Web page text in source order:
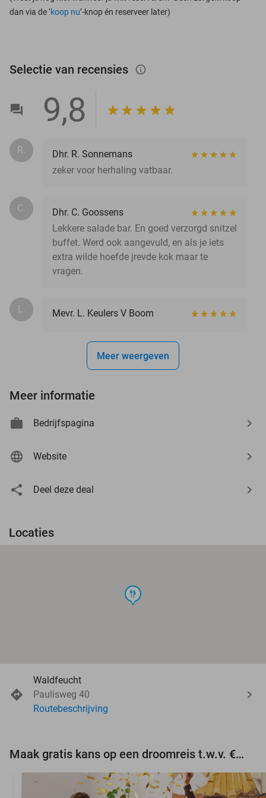
dan via de ‘koop nu’-knop én reserveer later)
Selectie van recensies info_outlined
9,8
R.
Dhr. R. Sonnemans
zeker voor herhaling vatbaar.
C.
Dhr. C. Goossens
Lekkere salade bar. En goed verzorgd snitzel
buffet. Werd ook aangevuld, en als je iets
extra wilde hoefde jrevde kok maar te
vragen.
L. Mevr. L. Keulers V Boom
Meer weergeven
Meer informatie
Bedrijfspagina
Website
Deel deze deal
Locaties
food
Waldfeucht
Paulisweg 40
Routebeschrijving
Maak gratis kans op een droomreis t.w.v. €3.000!